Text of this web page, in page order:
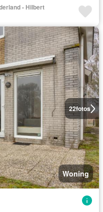
- Hilbert
22fotos
Woning